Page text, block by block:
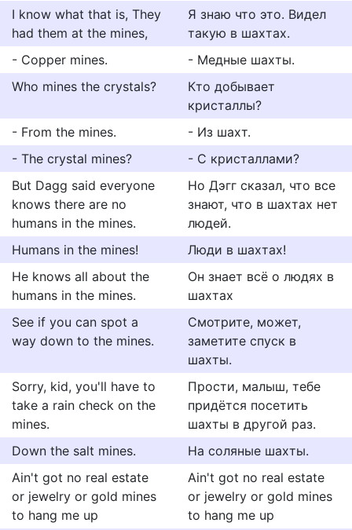
I know what that is, They
had them at the mines,
Я знаю что это. Видел
такую в шахтах.
- Copper mines.
- Медные шахты.
Who mines the crystals?
Кто добывает
кристаллы?
- From the mines.
- Из шахт.
- The crystal mines?
- С кристаллами?
But Dagg said everyone
knows there are no
humans in the mines.
Но Дэгг сказал, что все
знают, что в шахтах нет
людей.
Humans in the mines!
Люди в шахтах!
He knows all about the
humans in the mines.
Он знает всё о людях в
шахтах
See if you can spot a
way down to the mines.
Смотрите, может,
заметите спуск в
шахты.
Sorry, kid, you'll have to
take a rain check on the
mines.
Прости, малыш, тебе
придётся посетить
шахты в другой раз.
Down the salt mines.
На соляные шахты.
Ain't got no real estate
or jewelry or gold mines
to hang me up
Ain't got no real estate
or jewelry or gold mines
to hang me up